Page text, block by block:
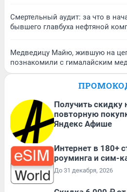
Смертельный аудит: за что в
бывшего главбуха нефтяной
Медведицу Майю, жившую на
познакомили с гималайским
Получить скидку
повторную
Яндекс Афише
Интернет в 180+
роуминга и сим-
До 31 декабря, 2026